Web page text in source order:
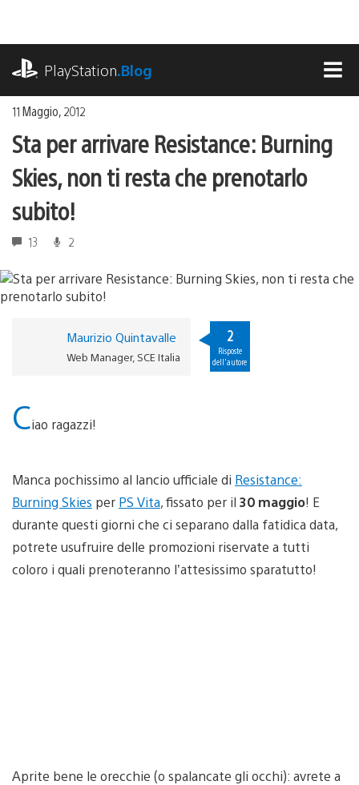
contenuto
PlayStation.Blog
11 Maggio, 2012
Sta per arrivare Resistance: Burning
Skies, non ti resta che prenotarlo
subito!
13 2
Maurizio Quintavalle
Web Manager, SCE Italia
2
Risposte
dell'autore
Ciao ragazzi!
Manca pochissimo al lancio ufficiale di Resistance:
Burning Skies per PS Vita, fissato per il 30 maggio! E
durante questi giorni che ci separano dalla fatidica data,
potrete usufruire delle promozioni riservate a tutti
coloro i quali prenoteranno l’attesissimo sparatutto!
Aprite bene le orecchie (o spalancate gli occhi): avrete a